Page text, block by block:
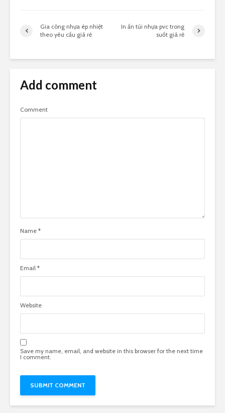
Gia công nhựa ép nhiệt
theo yêu cầu giá rẻ
In ấn túi nhựa pvc trong
suốt giá rẻ
Add comment
Comment
Name *
Email *
Website
Save my name, email, and website in this browser for the next time
I comment.